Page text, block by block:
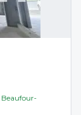
Beaufour-